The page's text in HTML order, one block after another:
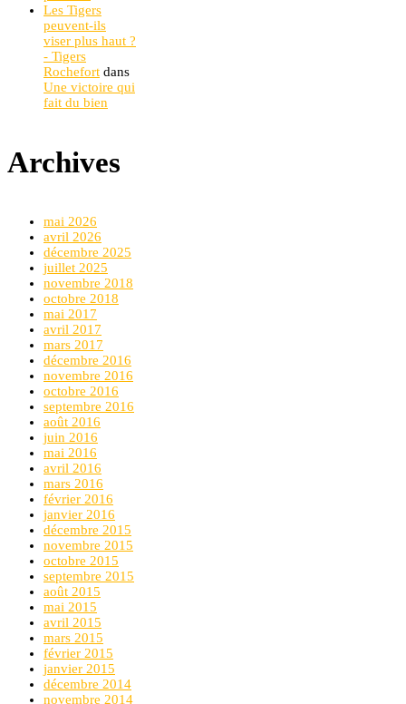
Les Tigers
peuvent-ils
viser plus haut ?
- Tigers
Rochefort dans
Une victoire qui
fait du bien
Archives
mai 2026
avril 2026
décembre 2025
juillet 2025
novembre 2018
octobre 2018
mai 2017
avril 2017
mars 2017
décembre 2016
novembre 2016
octobre 2016
septembre 2016
août 2016
juin 2016
mai 2016
avril 2016
mars 2016
février 2016
janvier 2016
décembre 2015
novembre 2015
octobre 2015
septembre 2015
août 2015
mai 2015
avril 2015
mars 2015
février 2015
janvier 2015
décembre 2014
novembre 2014